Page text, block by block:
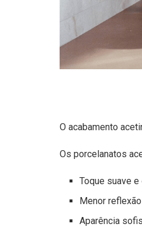
O acabamento
Os porcelanatos
Toque suave
Menor
Aparência